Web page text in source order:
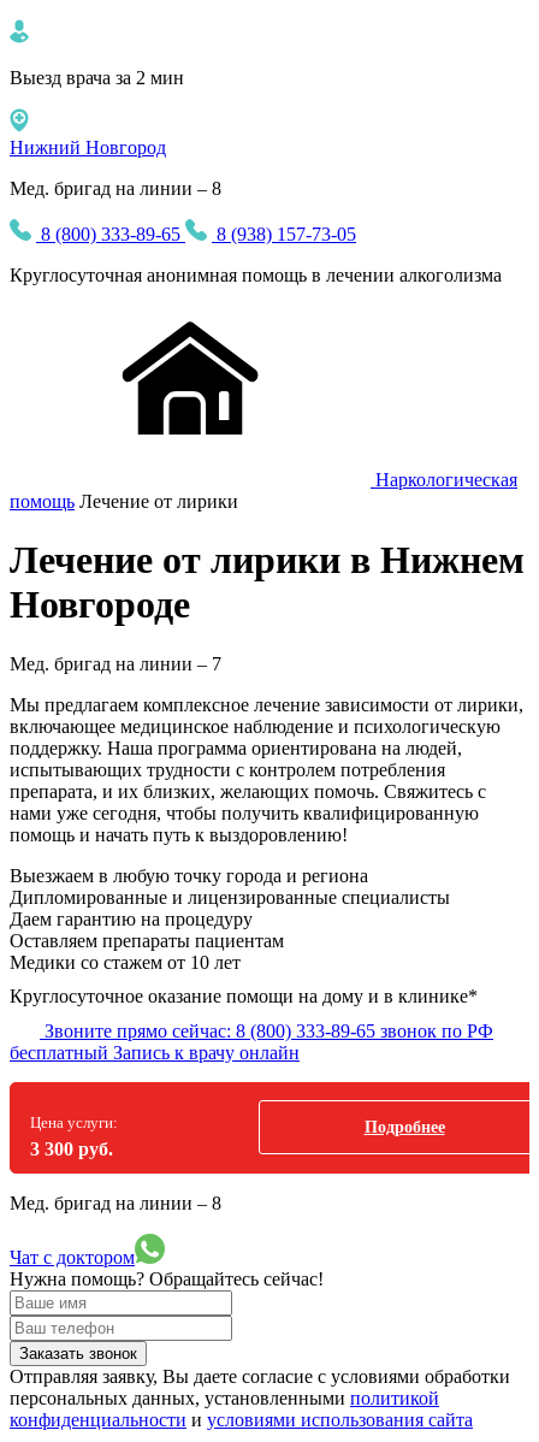
Выезд врача за 2 мин
Нижний Новгород
Мед. бригад на линии – 8
8 (800) 333-89-65
8 (938) 157-73-05
Круглосуточная анонимная помощь в лечении алкоголизма
Наркологическая
помощь Лечение от лирики
Лечение от лирики в Нижнем
Новгороде
Мед. бригад на линии – 7
Мы предлагаем комплексное лечение зависимости от лирики,
включающее медицинское наблюдение и психологическую
поддержку. Наша программа ориентирована на людей,
испытывающих трудности с контролем потребления
препарата, и их близких, желающих помочь. Свяжитесь с
нами уже сегодня, чтобы получить квалифицированную
помощь и начать путь к выздоровлению!
Выезжаем в любую точку города и региона
Дипломированные и лицензированные специалисты
Даем гарантию на процедуру
Оставляем препараты пациентам
Медики со стажем от 10 лет
Круглосуточное оказание помощи на дому и в клинике*
Звоните прямо сейчас: 8 (800) 333-89-65 звонок по РФ
бесплатный Запись к врачу онлайн
Цена услуги:
3 300 руб.
Подробнее
Мед. бригад на линии – 8
Чат с доктором
Нужна помощь? Обращайтесь сейчас!
Заказать звонок
Отправляя заявку, Вы даете согласие с условиями обработки
персональных данных, установленными политикой
конфиденциальности и условиями использования сайта